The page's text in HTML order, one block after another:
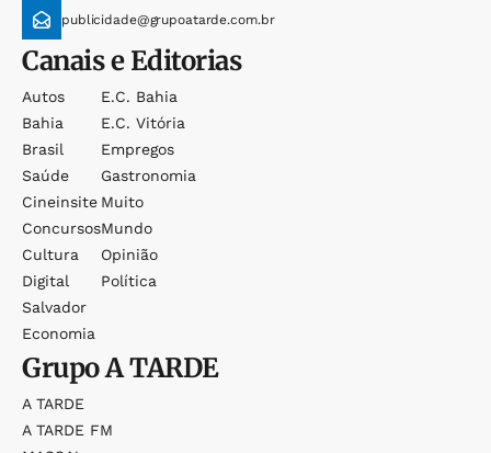
publicidade@grupoatarde.com.br
Canais e Editorias
Autos
Bahia
Brasil
Saúde
Cineinsite
Concursos
Cultura
Digital
Salvador
Economia
E.c. Bahia
E.c. Vitória
Empregos
Gastronomia
Muito
Mundo
Opinião
Política
GrupoA TARDE
A TARDE
A TARDE FM